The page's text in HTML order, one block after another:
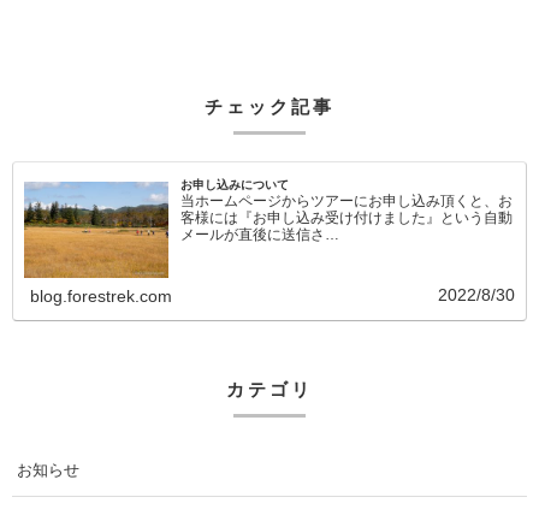
チェック記事
お申し込みについて
当ホームページからツアーにお申し込み頂くと、お
客様には『お申し込み受け付けました』という自動
メールが直後に送信さ…
blog.forestrek.com 2022/8/30
カテゴリ
お知らせ